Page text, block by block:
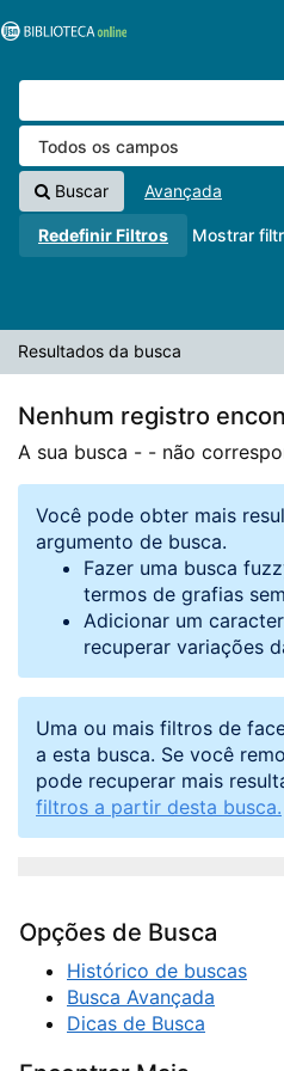
VuFind
Buscar Avançada
Redefinir Filtros Mostrar
Resultados da busca
Nenhum registro
A sua busca - - não
Você pode obter mais
argumento de busca.
Fazer uma busca
termos de grafias
Adicionar um
recuperar variações
Uma ou mais filtros de
a esta busca. Se você
pode recuperar mais
filtros a partir desta busca.
Opções de Busca
Histórico de buscas
Busca Avançada
Dicas de Busca